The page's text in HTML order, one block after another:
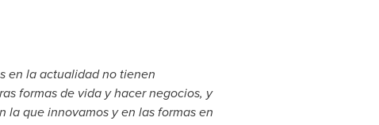
en la actualidad no tienen
formas de vida y hacer negocios, y
que innovamos y en las formas en